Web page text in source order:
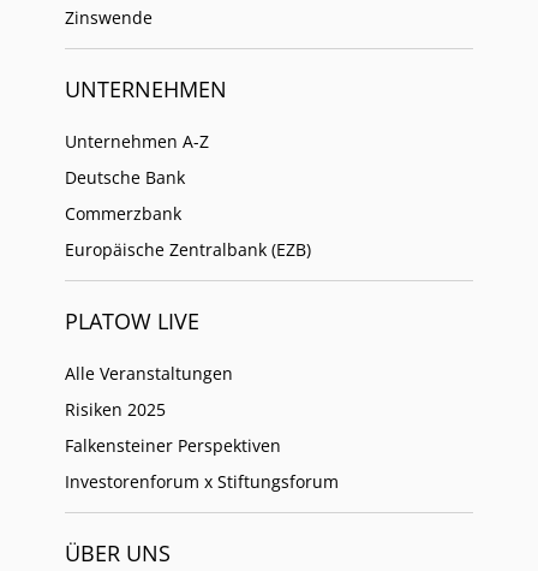
Zinswende
UNTERNEHMEN
Unternehmen A-Z
Deutsche Bank
Commerzbank
Europäische Zentralbank (EZB)
PLATOW LIVE
Alle Veranstaltungen
Risiken 2025
Falkensteiner Perspektiven
Investorenforum x Stiftungsforum
ÜBER UNS